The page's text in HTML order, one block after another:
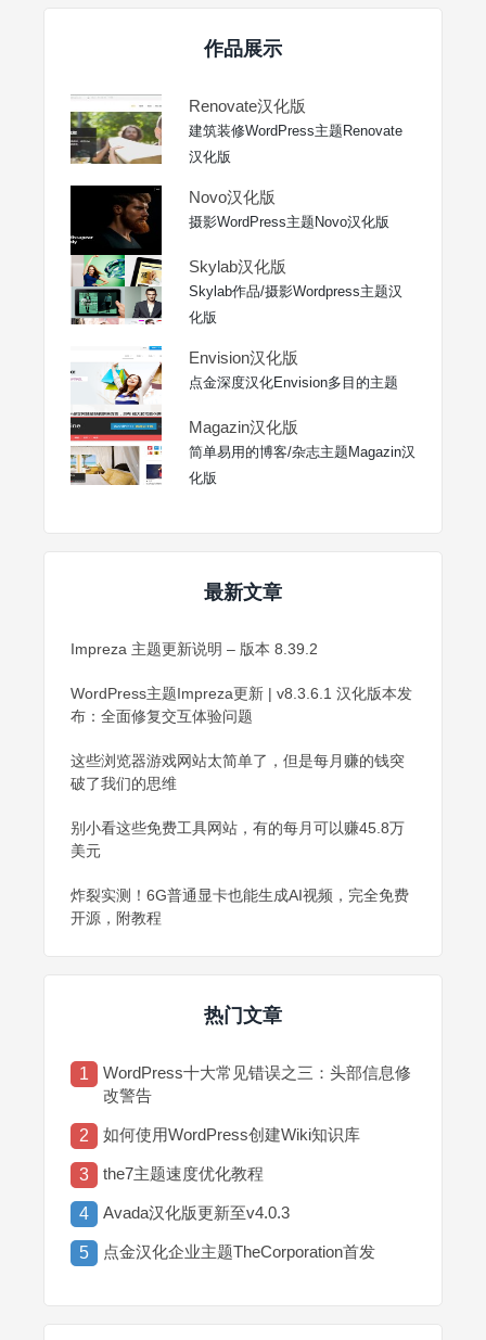
作品展示
Renovate汉化版
建筑装修WordPress主题Renovate
汉化版
Novo汉化版
摄影WordPress主题Novo汉化版
Skylab汉化版
Skylab作品/摄影Wordpress主题汉
化版
Envision汉化版
点金深度汉化Envision多目的主题
Magazin汉化版
简单易用的博客/杂志主题Magazin汉
化版
最新文章
Impreza 主题更新说明 – 版本 8.39.2
WordPress主题Impreza更新 | v8.3.6.1 汉化版本发
布：全面修复交互体验问题
这些浏览器游戏网站太简单了，但是每月赚的钱突
破了我们的思维
别小看这些免费工具网站，有的每月可以赚45.8万
美元
炸裂实测！6G普通显卡也能生成AI视频，完全免费
开源，附教程
热门文章
1
WordPress十大常见错误之三：头部信息修
改警告
2 如何使用WordPress创建Wiki知识库
3 the7主题速度优化教程
4 Avada汉化版更新至v4.0.3
5 点金汉化企业主题TheCorporation首发